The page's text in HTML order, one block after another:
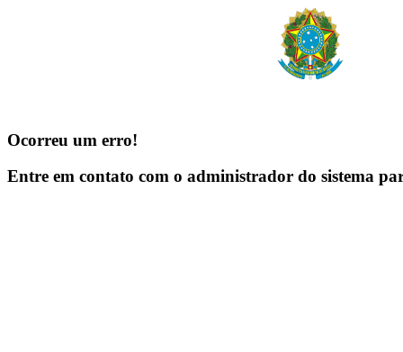
Ocorreu um erro!
Entre em contato com o administrador do sistema